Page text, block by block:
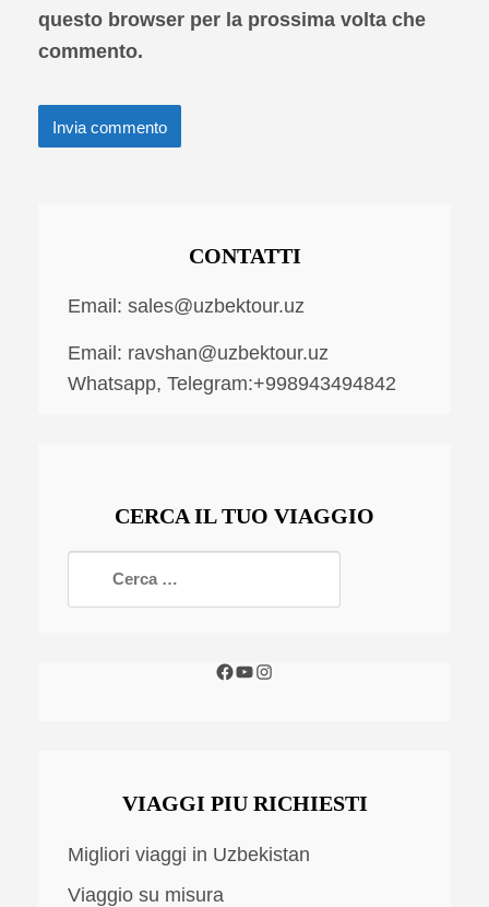
questo browser per la prossima volta che
commento.
CONTATTI
Email: sales@uzbektour.uz
Email: ravshan@uzbektour.uz
Whatsapp, Telegram:+998943494842
CERCA IL TUO VIAGGIO
VIAGGI PIU RICHIESTI
Migliori viaggi in Uzbekistan
Viaggio su misura